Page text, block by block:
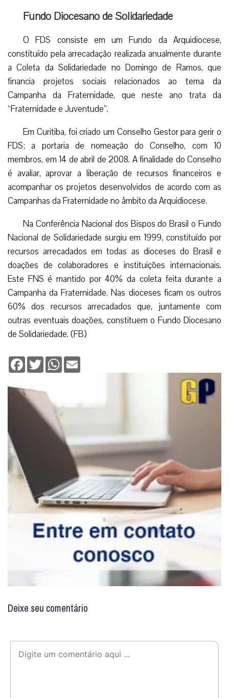
Fundo Diocesano de Solidariedade
O FDS consiste em um Fundo da Arquidiocese,
constituído pela arrecadação realizada anualmente durante
a Coleta da Solidariedade no Domingo de Ramos, que
financia projetos sociais relacionados ao tema da
Campanha da Fraternidade, que neste ano trata da
“Fraternidade e Juventude”.
Em Curitiba, foi criado um Conselho Gestor para gerir o
FDS; a portaria de nomeação do Conselho, com 10
membros, em 14 de abril de 2008. A finalidade do Conselho
é avaliar, aprovar a liberação de recursos financeiros e
acompanhar os projetos desenvolvidos de acordo com as
Campanhas da Fraternidade no âmbito da Arquidiocese.
Na Conferência Nacional dos Bispos do Brasil o Fundo
Nacional de Solidariedade surgiu em 1999, constituído por
recursos arrecadados em todas as dioceses do Brasil e
doações de colaboradores e instituições internacionais.
Este FNS é mantido por 40% da coleta feita durante a
Campanha da Fraternidade. Nas dioceses ficam os outros
60% dos recursos arrecadados que, juntamente com
outras eventuais doações, constituem o Fundo Diocesano
de Solidariedade. (FB)
Facebook
TwitterWhatsApp
Deixe seu comentário